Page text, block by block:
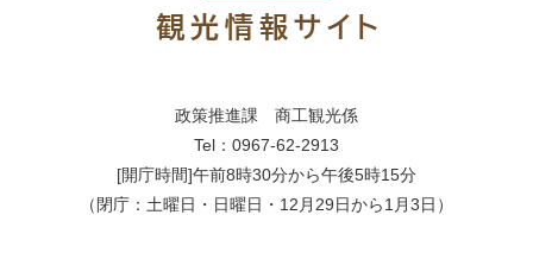
政策推進課 商工観光係
Tel：0967-62-2913
[開庁時間]午前8時30分から午後5時15分
（閉庁：土曜日・日曜日・12月29日から1月3日）